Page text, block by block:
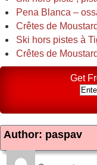
Pena Blanca –
Crêtes de
Ski hors pistes à
Crêtes de
Get
Author: paspav